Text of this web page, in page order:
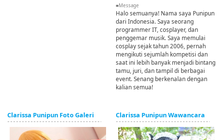
■Message
Halo semuanya! Nama saya Punipun
dari Indonesia. Saya seorang
programmer IT, cosplayer, dan
penggemar musik. Saya memulai
cosplay sejak tahun 2006, pernah
mengikuti sejumlah kompetisi dan
saat ini lebih banyak menjadi bintang
tamu, juri, dan tampil di berbagai
event. Senang berkenalan dengan
kalian semua!
Clarissa Punipun Foto Galeri Clarissa Punipun Wawancara